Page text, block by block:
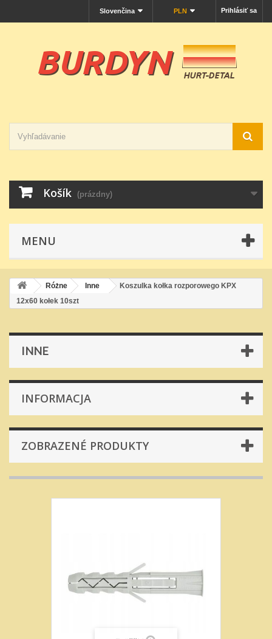
Prihlásiť sa
PLN
Slovenčina
Košík (prázdny)
MENU
Różne Inne
Koszulka kołka rozporowego KPX
12x60 kołek 10szt
INNE
INFORMACJA
ZOBRAZENÉ PRODUKTY